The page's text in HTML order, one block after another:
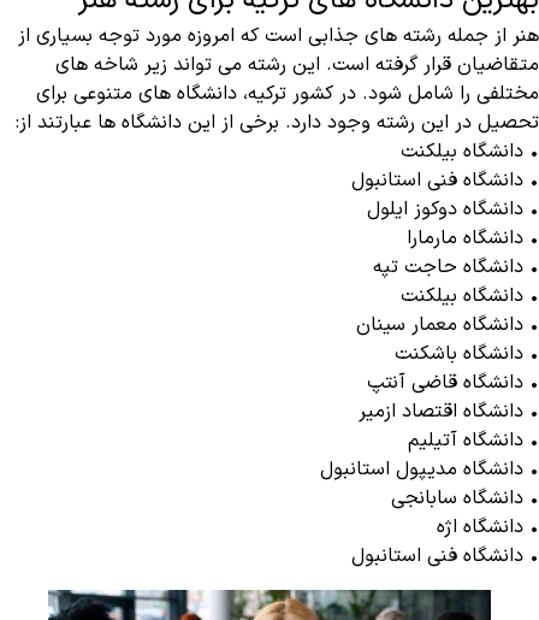
هنر از جمله رشته های جذابی است که امروزه مورد توجه بسیاری از
متقاضیان قرار گرفته است. این رشته می تواند زیر شاخه های
مختلفی را شامل شود.‌ در کشور ترکیه، دانشگاه های متنوعی برای
تحصیل در این رشته وجود دارد. برخی از این دانشگاه ها عبارتند از:
• دانشگاه بیلکنت
• دانشگاه فنی استانبول
• دانشگاه دوکوز ایلول
• دانشگاه‌ مارمارا
• دانشگاه حاجت تپه
• دانشگاه بیلکنت
• دانشگاه معمار سینان
• دانشگاه باشکنت
• دانشگاه قاضی آنتپ
• دانشگاه اقتصاد ازمیر
• دانشگاه آتیلیم
• دانشگاه مدیپول استانبول
• دانشگاه سابانجی
• دانشگاه اژه
• دانشگاه فنی استانبول